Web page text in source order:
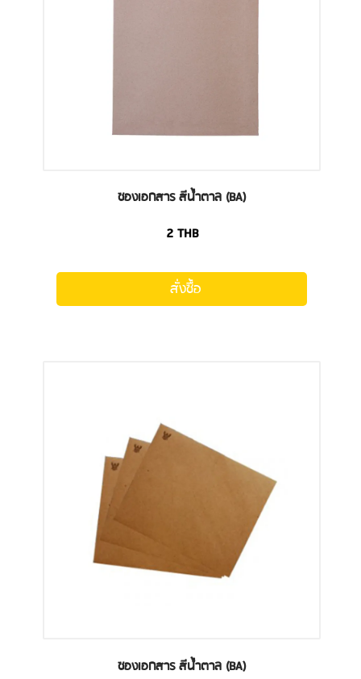
ซองเอกสาร สีน้ำตาล (BA)
2 THB
สั่งซื้อ
ซองเอกสาร สีน้ำตาล (BA)